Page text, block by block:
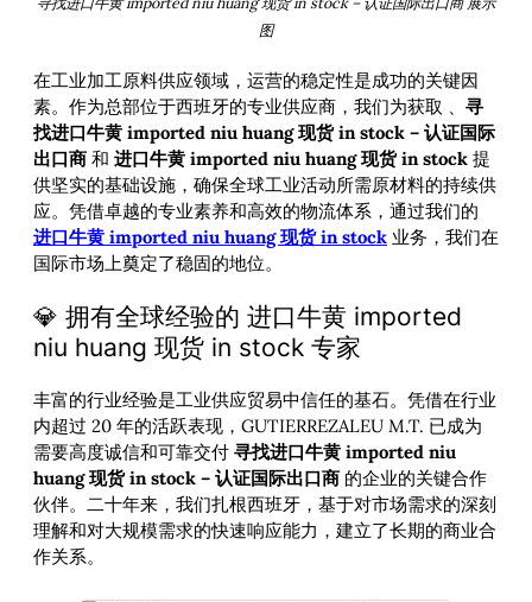
图
在工业加工原料供应领域，运营的稳定性是成功的关键因
素。作为总部位于西班牙的专业供应商，我们为获取 、 寻
找进口牛黄 imported niu huang 现货 in stock – 认证国际
出口商 和 进口牛黄 imported niu huang 现货 in stock 提
供坚实的基础设施，确保全球工业活动所需原材料的持续供
应。凭借卓越的专业素养和高效的物流体系，通过我们的
进口牛黄 imported niu huang 现货 in stock 业务，我们在
国际市场上奠定了稳固的地位。
💎 拥有全球经验的 进口牛黄 imported
niu huang 现货 in stock 专家
丰富的行业经验是工业供应贸易中信任的基石。凭借在行业
内超过 20 年的活跃表现，GUTIERREZALEU M.T. 已成为
需要高度诚信和可靠交付 寻找进口牛黄 imported niu
huang 现货 in stock – 认证国际出口商 的企业的关键合作
伙伴。二十年来，我们扎根西班牙，基于对市场需求的深刻
理解和对大规模需求的快速响应能力，建立了长期的商业合
作关系。